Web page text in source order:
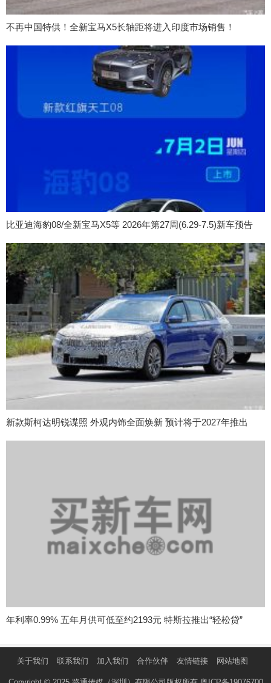
不再中国特供！全新宝马X5长轴距将进入印度市场销售！
比亚迪海豹08/全新宝马X5等 2026年第27周(6.29-7.5)新车预告
新款斯柯达明锐谍照 外观内饰全面焕新 预计将于2027年推出
年利率0.99% 五年月供可低至约2193元 特斯拉推出“轻松贷”
关于我们 联系我们 加入我们 合作伙伴 友情链接 网站地图